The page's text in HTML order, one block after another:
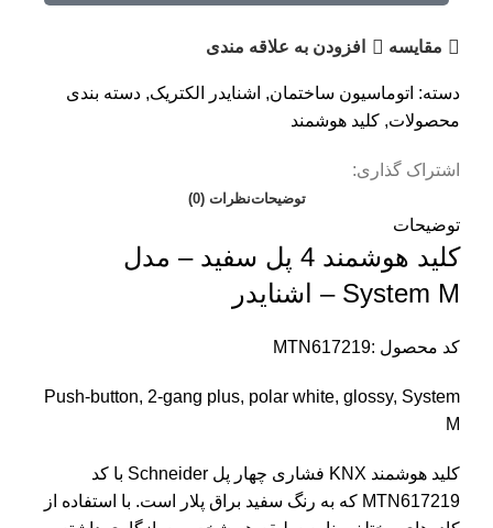
مقايسه افزودن به علاقه مندی
دسته: اتوماسیون ساختمان, اشنایدر الکتریک, دسته بندی
محصولات, کلید هوشمند
اشتراک گذاری:
توضیحاتنظرات (0)
توضیحات
کلید هوشمند 4 پل سفید – مدل
System M – اشنایدر
کد محصول :MTN617219
Push-button, 2-gang plus, polar white, glossy, System
M
کلید هوشمند KNX فشاری چهار پل Schneider با کد
MTN617219 که به رنگ سفید براق پلار است. با استفاده از